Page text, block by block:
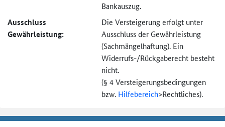
Bankauszug.
Ausschluss
Gewährleistung:
Die Versteigerung erfolgt unter
Ausschluss der Gewährleistung
(Sachmängel­haftung). Ein
Widerrufs-/Rückgaberecht besteht
nicht.
(§ 4 Versteigerungs­bedingungen
bzw. Hilfebereich>Rechtliches).